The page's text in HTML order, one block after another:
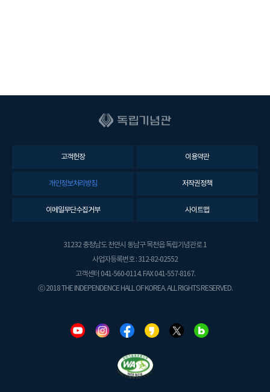
고객헌장 이용약관
개인정보처리방침 저작권정책
이메일무단수집거부 사이트맵
31232 충청남도 천안시 동남구 목천읍 독립기념관로 1
사업자등록번호 : 312-82-02552
고객센터 041-560-0114. FAX 041-557-8167.
ⓒ 2018 THE INDEPENDENCE HALL OF KOREA. ALL RIGHTS RESERVED.